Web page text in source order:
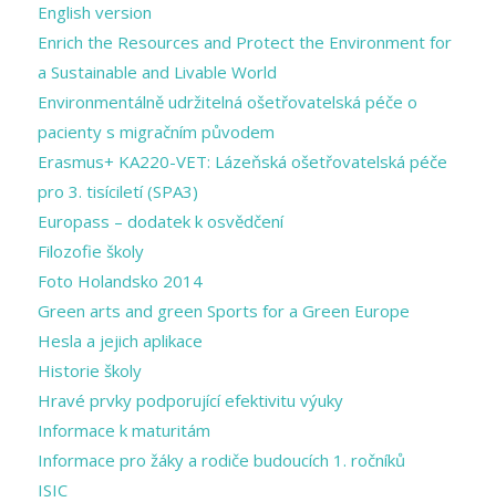
English version
Enrich the Resources and Protect the Environment for
a Sustainable and Livable World
Environmentálně udržitelná ošetřovatelská péče o
pacienty s migračním původem
Erasmus+ KA220-VET: Lázeňská ošetřovatelská péče
pro 3. tisíciletí (SPA3)
Europass – dodatek k osvědčení
Filozofie školy
Foto Holandsko 2014
Green arts and ​green Sports for a ​Green Europe
Hesla a jejich aplikace
Historie školy
Hravé prvky podporující efektivitu výuky
Informace k maturitám
Informace pro žáky a rodiče budoucích 1. ročníků
ISIC